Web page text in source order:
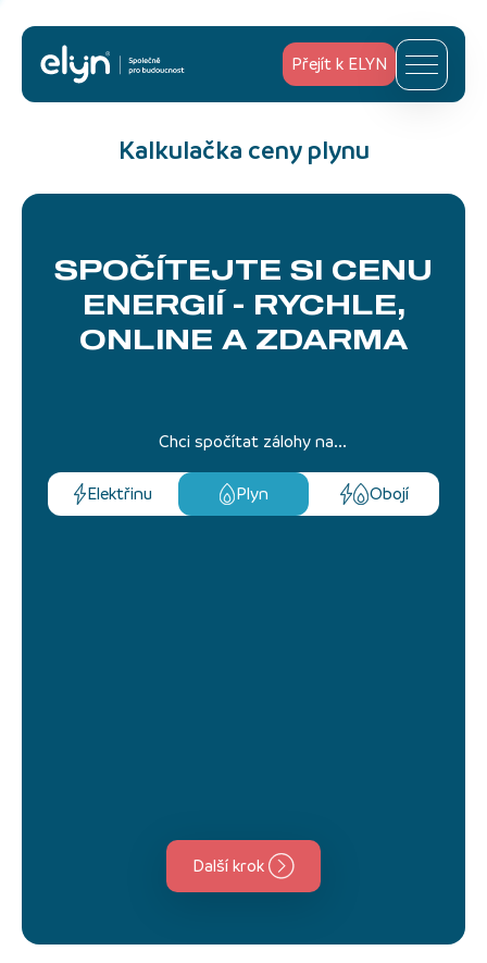
Přejít k ELYN
Kalkulačka ceny plynu
SPOČÍTEJTE SI CENU
ENERGIÍ - RYCHLE,
ONLINE A ZDARMA
Chci spočítat zálohy na...
Elektřinu Plyn Obojí
Další krok